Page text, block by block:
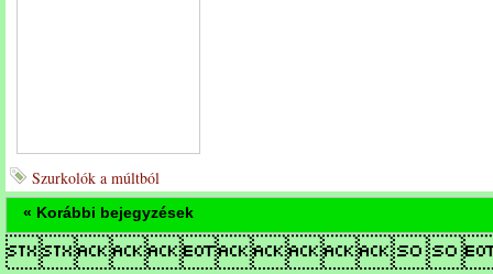
Szurkolók a múltból
« Korábbi bejegyzések